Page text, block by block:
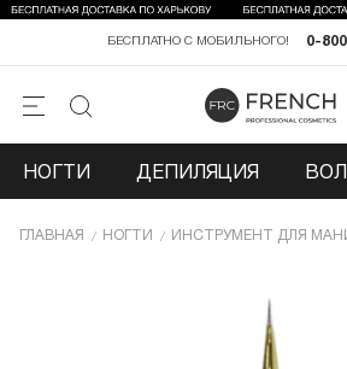
0-
БЕСПЛАТНО С МОБИЛЬНОГО!
НОГТИ ДЕПИЛЯЦИЯ
ГЛАВНАЯ НОГТИ ИНCТРУМЕНТ ДЛЯ